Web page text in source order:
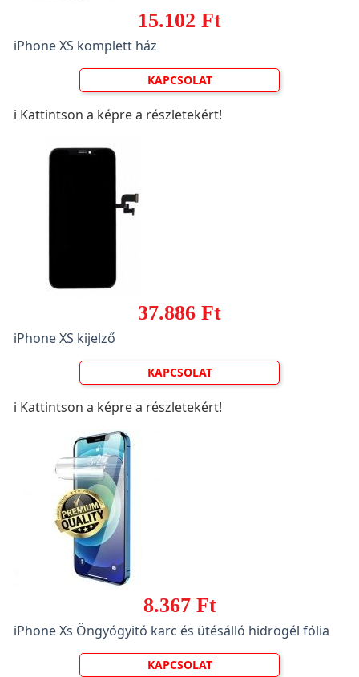
15.102 Ft
iPhone XS komplett ház
KAPCSOLAT
ℹ️ Kattintson a képre a részletekért!
37.886 Ft
iPhone XS kijelző
KAPCSOLAT
ℹ️ Kattintson a képre a részletekért!
8.367 Ft
iPhone Xs Öngyógyitó karc és ütésálló hidrogél fólia
KAPCSOLAT